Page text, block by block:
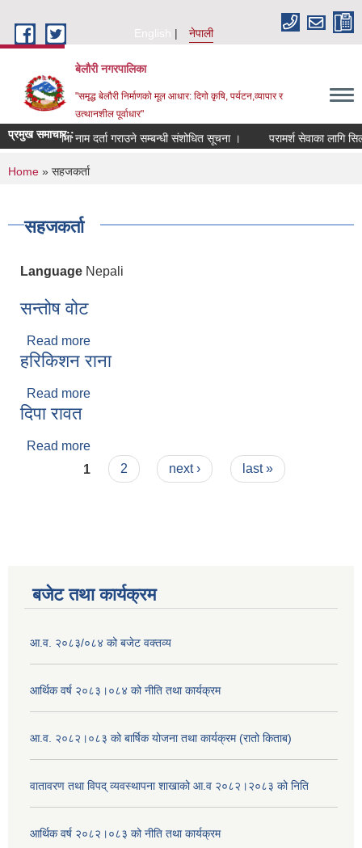
English
नेपाली
बेलौरी नगरपालिका
"समृद्ध बेलौरी निर्माणको मूल आधार: दिगो कृषि, पर्यटन,व्यापार र
उत्थानशील पूर्वाधार"
प्रमुख समाचार::
सूचीमा नाम दर्ता गराउने सम्बन्धी संशोधित सूचना । परामर्श सेवाका लागि
You are here
Home » सहजकर्ता
सहजकर्ता
Language Nepali
सन्तोष वोट
Read more
हरिकिशन राना
Read more
दिपा रावत
Read more
Pages
1 2 next › last »
बजेट तथा कार्यक्रम
आ.व. २०८३/०८४ को बजेट वक्तव्य
आर्थिक वर्ष २०८३।०८४ को नीति तथा कार्यक्रम
आ.व. २०८२।०८३ को बार्षिक योजना तथा कार्यक्रम (रातो किताब)
वातावरण तथा विपद् व्यवस्थापना शाखाको आ.व २०८२।२०८३ को निति
आर्थिक वर्ष २०८२।०८३ को नीति तथा कार्यक्रम